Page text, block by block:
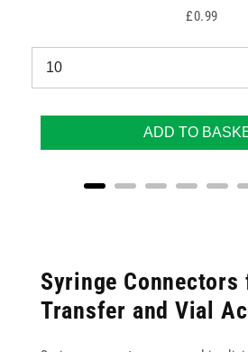
Price
£0.99
ADD TO
Syringe Connectors
Transfer and Vial